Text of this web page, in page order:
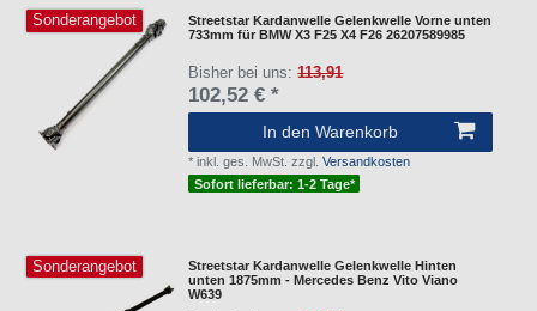
Sonderangebot
Streetstar Kardanwelle Gelenkwelle Vorne unten
733mm für BMW X3 F25 X4 F26 26207589985
Bisher bei uns:113,91
102,52 € *
In den Warenkorb
*inkl. ges. MwSt. zzgl.Versandkosten
Sofort lieferbar: 1-2 Tage*
Sonderangebot
Streetstar Kardanwelle Gelenkwelle Hinten
unten 1875mm - Mercedes Benz Vito Viano
W639